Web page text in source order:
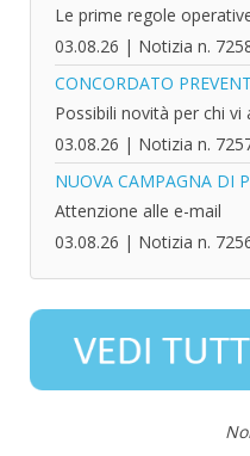
Le prime regole
03.08.26 | Notizia n.
CONCORDATO
Possibili novità per chi vi
03.08.26 | Notizia n.
NUOVA CAMPAGNA DI
Attenzione alle e-mail
03.08.26 | Notizia n.